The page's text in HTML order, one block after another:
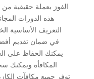
الفوز بعملة حقيقية
هذه الدورات
التعريف الأساسية
في ضمان تقديم
يمكنك الحفاظ على
المكافأة ويمكنك
توفر جميع مكافآت